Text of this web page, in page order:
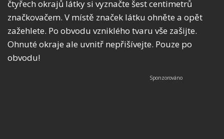
čtyřech okrajů látky si vyznačte šest centimetrů
značkovačem. V místě značek látku ohněte a opět
zažehlete. Po obvodu vzniklého tvaru vše zašijte.
Ohnuté okraje ale uvnitř nepřišívejte. Pouze po
obvodu!